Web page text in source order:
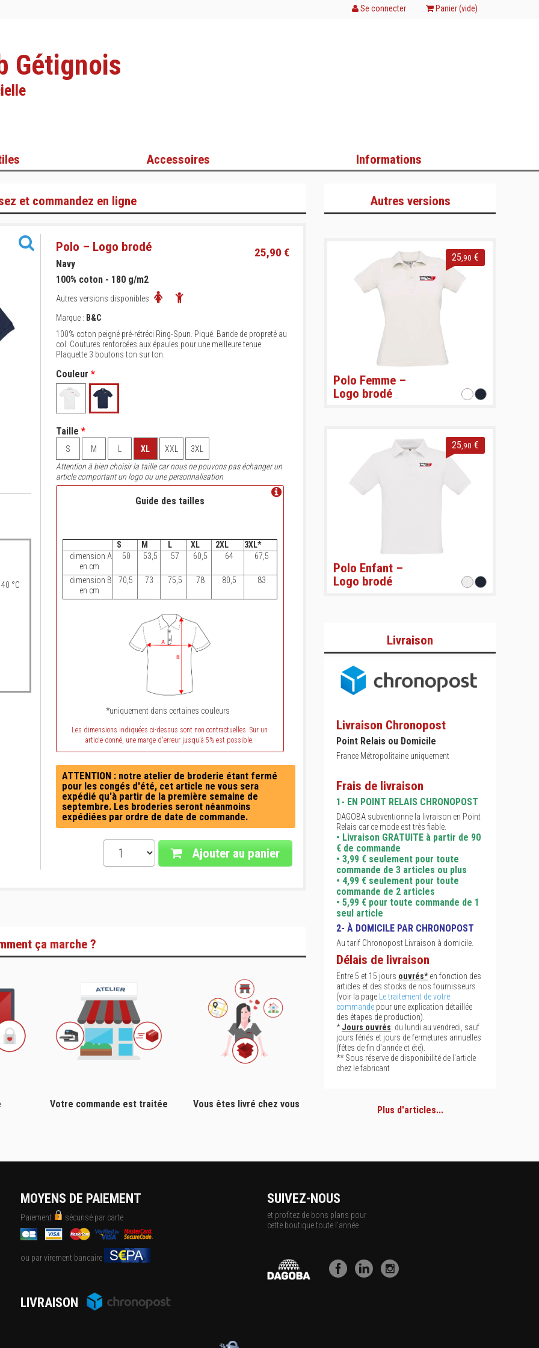
Se connecter Panier (vide)
Gétignois
Accessoires Informations
et commandez en ligne
°C
Polo – Logo brodé 25,90 €
Navy
100% coton - 180 g/m2
Autres versions disponibles
Marque : B&C
100% coton peigné pré-rétréci Ring-Spun. Piqué. Bande de propreté au
col. Coutures renforcées aux épaules pour une meilleure tenue.
Plaquette 3 boutons ton sur ton.
Couleur *
Taille *
S M XL XXL
3XL
Attention à bien choisir la taille car nous ne pouvons pas échanger un
article comportant un logo ou une personnalisation
Guide des tailles
S M L XL 2XL
3XL*
dimension A
en cm
50 53,5 57 60,5 64 67,5
dimension B
en cm
70,5 73 75,5 78 80,5 83
*uniquement dans certaines couleurs
Les dimensions indiquées ci-dessus sont non contractuelles. Sur un
article donné, une marge d'erreur jusqu'à 5% est possible.
ATTENTION : notre atelier de broderie étant fermé
pour les congés d'été, cet article ne vous sera
expédié qu'à partir de la première semaine de
septembre. Les broderies seront néanmoins
expédiées par ordre de date de commande.
Ajouter au panier
ça marche ?
Votre commande est traitée Vous êtes livré chez vous
Autres versions
25 ,90 €
Polo Femme –
Logo brodé
25 ,90 €
Polo Enfant –
Logo brodé
Livraison
Livraison Chronopost
Point Relais ou Domicile
France Métropolitaine uniquement
Frais de livraison
1- EN POINT RELAIS CHRONOPOST
DAGOBA subventionne la livraison en Point
Relais car ce mode est très fiable.
• Livraison GRATUITE à partir de 90
€ de commande
• 3,99 € seulement pour toute
commande de 3 articles ou plus
• 4,99 € seulement pour toute
commande de 2 articles
• 5,99 € pour toute commande de 1
seul article
2- À DOMICILE PAR CHRONOPOST
Au tarif Chronopost Livraison à domicile.
Délais de livraison
Entre 5 et 15 jours ouvrés*en fonction des
articles et des stocks de nos fournisseurs
(voir la page
Le traitement de votre
commande pour une explication détaillée
des étapes de production).
*Jours ouvrés: du lundi au vendredi, sauf
jours fériés et jours de fermetures annuelles
(fêtes de fin d'année et été).
** Sous réserve de disponibilité de l'article
chez le fabricant
Plus d'articles...
MOYENS DE PAIEMENT
Paiement sécurisé par carte
ou par virement bancaire
LIVRAISON
SUIVEZ-NOUS
et profitez de bons plans pour
cette boutique toute l'année